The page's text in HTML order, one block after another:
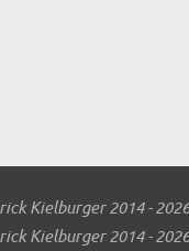
Kielburger 2014 -
Kielburger 2014 -